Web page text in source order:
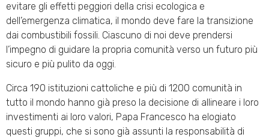
evitare gli effetti peggiori della crisi ecologica e
dell’emergenza climatica, il mondo deve fare la transizione
dai combustibili fossili. Ciascuno di noi deve prendersi
l’impegno di guidare la propria comunità verso un futuro più
sicuro e più pulito da oggi.
Circa 190 istituzioni cattoliche e più di 1200 comunità in
tutto il mondo hanno già preso la decisione di allineare i loro
investimenti ai loro valori, Papa Francesco ha elogiato
questi gruppi, che si sono già assunti la responsabilità di